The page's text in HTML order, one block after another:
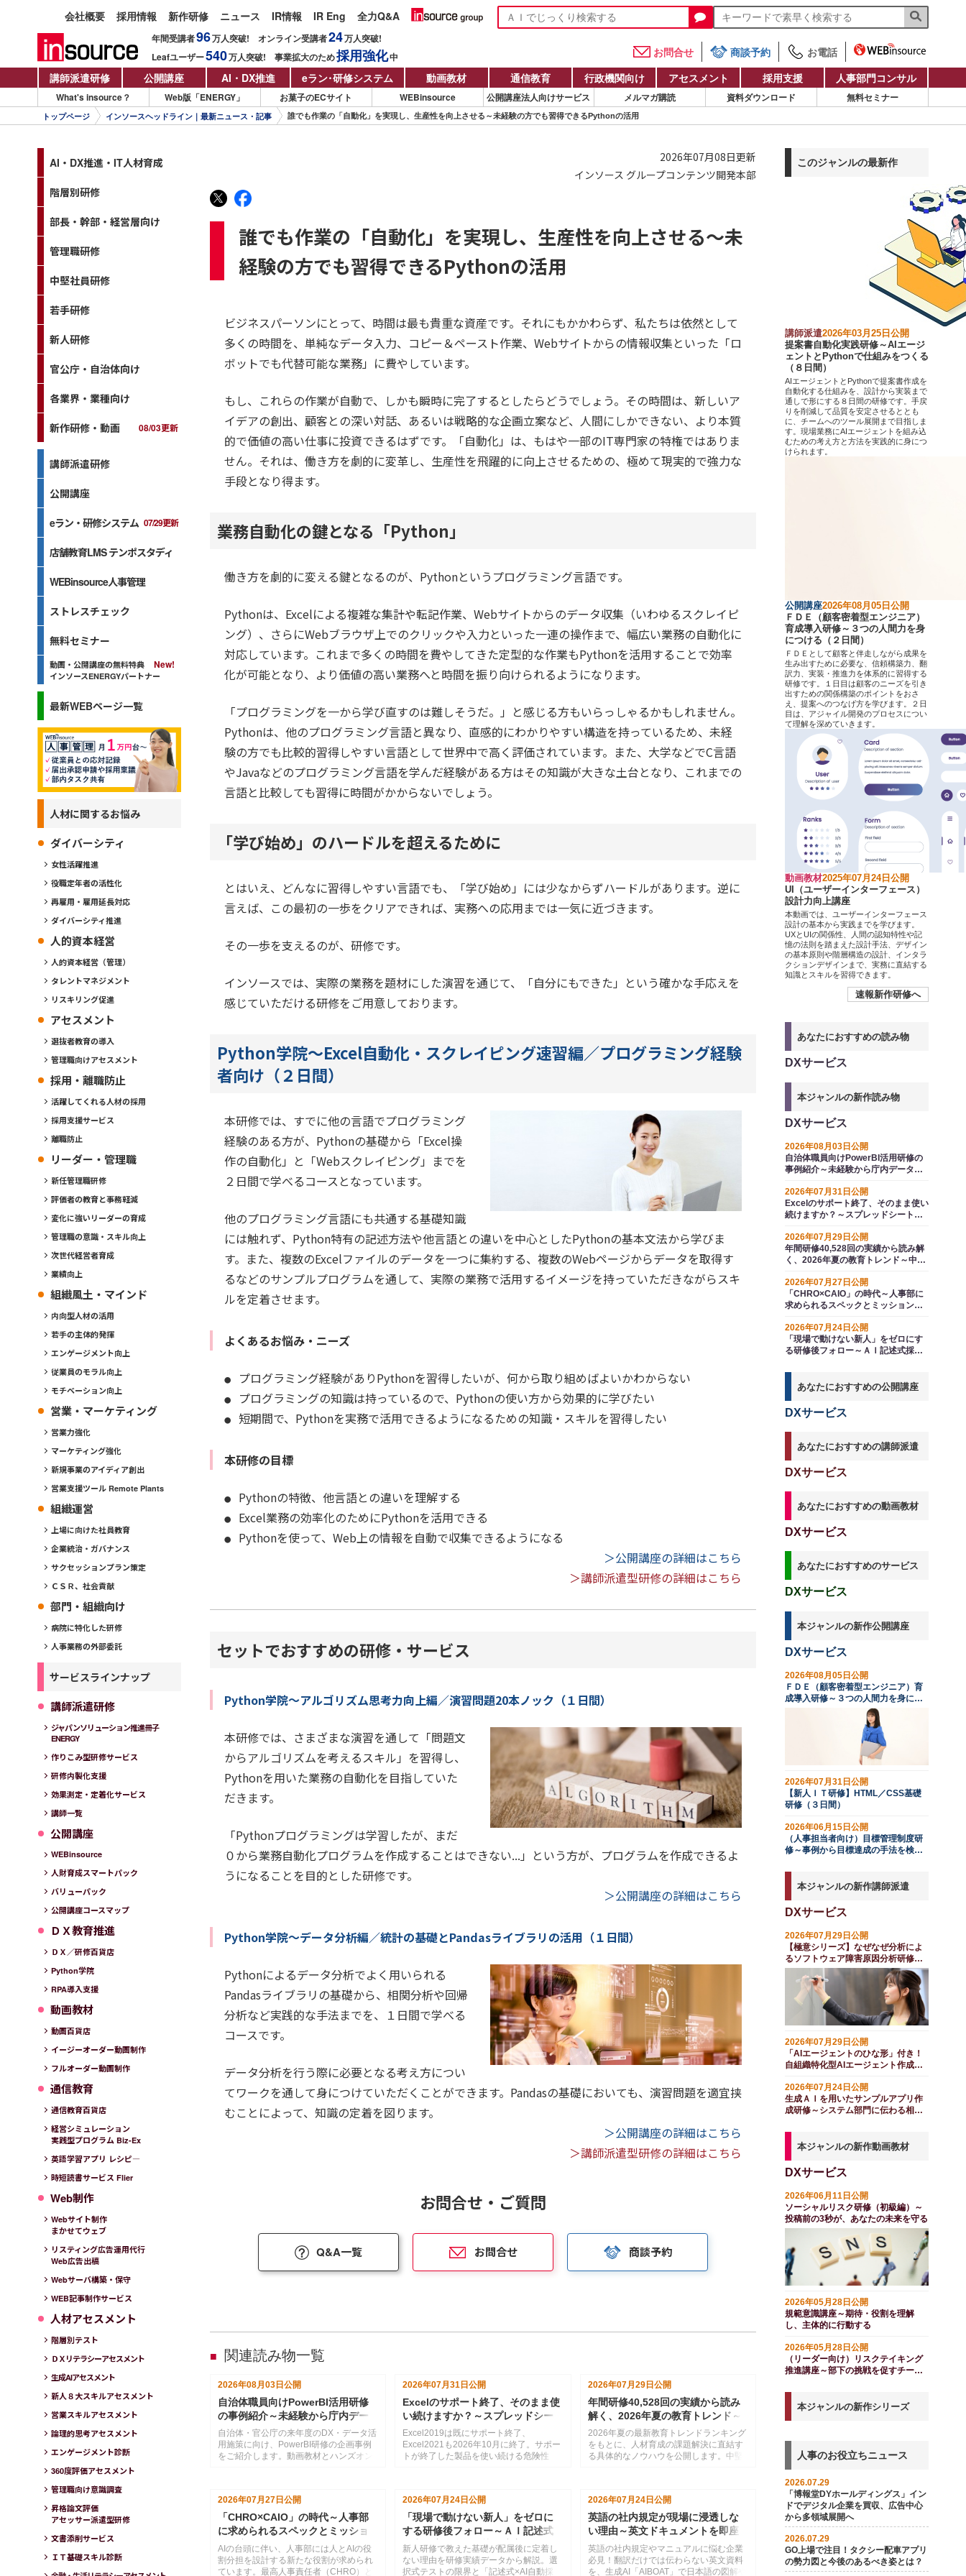
会社概要 採用情報 新作研修 ニュース IR情報 IR Eng 全力Q&A
年間受講者96万人突破! オンライン受講者24万人突破!
Leafユーザー540万人突破! 事業拡大のため採用強化中 お問合せ 商談予約
お電話
講師派遣研修
公開講座 AI・DX推進 eラン・研修システム 動画教材 通信教育 行政機関向け アセスメント 採用支援 人事部門コンサル
What's insource？ Web版「ENERGY」 お菓子のECサイト WEBinsource 公開講座法人向けサービス メルマガ購読 資料ダウンロード 無料セミナー
トップページ インソースヘッドライン｜最新ニュース・記事 誰でも作業の「自動化」を実現し、生産性を向上させる～未経験の方でも習得できるPythonの活用
2026年07月08日更新
インソース グループコンテンツ開発本部
誰でも作業の「自動化」を実現し、生産性を向上させる～未
経験の方でも習得できるPythonの活用
ビジネスパーソンにとって、時間は最も貴重な資産です。それにもかかわらず、私たちは依然として
多くの時間を、単純なデータ入力、コピー＆ペースト作業、Webサイトからの情報収集といった「ロ
ボットでも代替可能な業務」に費やしています。
もし、これらの作業が自動で、しかも瞬時に完了するとしたらどうでしょう。その時間は、新しいア
イデアの創出、顧客との深い対話、あるいは戦略的な企画立案など、人間にしかできない、より本質
的で価値の高い仕事に投資できるはずです。「自動化」は、もはや一部のIT専門家の特権ではありま
せん。それは、働き方を劇的に変革し、生産性を飛躍的に向上させるための、極めて現実的で強力な
手段となり得ます。
業務自動化の鍵となる「Python」
働き方を劇的に変える鍵となるのが、Pythonというプログラミング言語です。
Pythonは、Excelによる複雑な集計や転記作業、Webサイトからのデータ収集（いわゆるスクレイピ
ング）、さらにWebブラウザ上でのクリックや入力といった一連の操作まで、幅広い業務の自動化に
対応しています。これまで多くの時間を費やしてきた定型的な作業もPythonを活用することで効率
化が可能となり、より価値の高い業務へと時間を振り向けられるようになります。
「プログラミングを一から学び直すのは難しそうだ。」と感じる方もいらっしゃるかもしれません。
Pythonは、他のプログラミング言語と異なり、直感的にわかりやすい構造を持っているため、未経
験の方でも比較的習得しやすい言語として世界中で高く評価されています。また、大学などでC言語
やJavaなどのプログラミング言語を学んだ経験がある方はその知識が大きな土台となり、これまでの
言語と比較しても習得に時間がかからないでしょう。
「学び始め」のハードルを超えるために
とはいえ、どんなに習得しやすい言語でも、「学び始め」には少なからずハードルがあります。逆に
言えば、この最初の一歩をクリアできれば、実務への応用までは一気に近づきます。
その一歩を支えるのが、研修です。
インソースでは、実際の業務を題材にした演習を通じて、「自分にもできた」という確かな手応えを
感じていただける研修をご用意しております。
Python学院～Excel自動化・スクレイピング速習編／プログラミング経験
者向け（２日間）
本研修では、すでに他の言語でプログラミング
経験のある方が、Pythonの基礎から「Excel操
作の自動化」と「Webスクレイピング」までを
２日間で学べるコースとなっています。
他のプログラミング言語にも共通する基礎知識
には触れず、Python特有の記述方法や他言語との違いを中心としたPythonの基本文法から学びま
す。また、複数のExcelファイルのデータを一つに集約する、複数のWebページからデータを取得す
るなどのサンプルプログラムを通して、実際の業務で活用するイメージを持っていただきながらスキ
ルを定着させます。
よくあるお悩み・ニーズ
プログラミング経験がありPythonを習得したいが、何から取り組めばよいかわからない
プログラミングの知識は持っているので、Pythonの使い方から効果的に学びたい
短期間で、Pythonを実務で活用できるようになるための知識・スキルを習得したい
本研修の目標
Pythonの特徴、他言語との違いを理解する
Excel業務の効率化のためにPythonを活用できる
Pythonを使って、Web上の情報を自動で収集できるようになる
＞公開講座の詳細はこちら
＞講師派遣型研修の詳細はこちら
セットでおすすめの研修・サービス
Python学院～アルゴリズム思考力向上編／演習問題20本ノック（１日間）
本研修では、さまざまな演習を通して「問題文
からアルゴリズムを考えるスキル」を習得し、
Pythonを用いた業務の自動化を目指していた
だきます。
「Pythonプログラミングは学習したが、まだ
０から業務自動化プログラムを作成することはできない...」という方が、プログラムを作成できるよ
うになることを目的とした研修です。
＞公開講座の詳細はこちら
Python学院～データ分析編／統計の基礎とPandasライブラリの活用（１日間）
Pythonによるデータ分析でよく用いられる
Pandasライブラリの基礎から、相関分析や回帰
分析など実践的な手法までを、１日間で学べる
コースです。
データ分析を行う際に必要となる考え方につい
てワークを通して身につけていただくことができます。Pandasの基礎においても、演習問題を適宜挟
むことによって、知識の定着を図ります。
＞公開講座の詳細はこちら
＞講師派遣型研修の詳細はこちら
お問合せ・ご質問
Q&A一覧 お問合せ 商談予約
■ 関連読み物一覧
2026年08月03日公開
自治体職員向けPowerBI活用研修
の事例紹介～未経験から庁内デー
タを見える化し、業務に活かす
自治体・官公庁の来年度のDX・データ活
用施策に向け、PowerBI研修の企画事例
をご紹介します。動画教材とハンズオン
2026年07月31日公開
Excelのサポート終了、そのまま使
い続けますか？～スプレッドシー
トという選択肢
Excel2019は既にサポート終了、
Excel2021も2026年10月に終了。サポー
トが終了した製品を使い続ける危険性
2026年07月29日公開
年間研修40,528回の実績から読み
解く、2026年夏の教育トレンド～
中堅の自律と全社ＡＩ活用（業務
改善）が分かれ道
2026年夏の最新教育トレンドランキング
をもとに、人材育成の課題解決に直結す
る具体的なノウハウを公開します。中堅
を厳選しました。自社の研修計画にすぐ
活かせるヒントをお届けします。
2026年07月27日 公開
「CHRO×CAIO」の時代～人事部
に求められるスペックとミッショ
ンの変換
AIの台頭に伴い、人事部には人とAIの役
割分担を設計する新たな役割が求められ
ています。最高人事責任者（CHRO）と
2026年07月24日公開
「現場で動けない新人」をゼロに
する研修後フォロー～ＡＩ記述式
採点で実現する知識の定着
新人研修で教えた基礎が配属後に定着し
ない理由を研修実績データから解説。選
択式テストの限界と「記述式×AI自動採
2026年07月24日 公開
英語の社内規定が現場に浸透しな
い理由～英文ドキュメントを即座
に日本語教材に変えるＡＩ活用法
英語の社内規定やマニュアルに悩む企業
必見！翻訳だけでは伝わらない英文資料
を、生成AI「AIBOAT」で日本語の図解や
AI・DX推進・IT人材育成
階層別研修
部長・幹部・経営層向け
管理職研修
中堅社員研修
若手研修
新人研修
官公庁・自治体向け
各業界・業種向け
新作研修・動画 08/03更新
講師派遣研修
公開講座
eラン・研修システム 07/29更新
店舗教育LMS テンポスタディ
WEBinsource人事管理
ストレスチェック
無料セミナー
動画・公開講座の無料特典
インソースENERGYパートナー
最新WEBページ一覧
人材に関するお悩み
ダイバーシティ
女性活躍推進
役職定年者の活性化
再雇用・雇用延長対応
ダイバーシティ推進
人的資本経営
人的資本経営（管理）
タレントマネジメント
リスキリング促進
アセスメント
選抜者教育の導入
管理職向けアセスメント
採用・離職防止
活躍してくれる人材の採用
採用支援サービス
離職防止
リーダー・管理職
新任管理職研修
評価者の教育と事務軽減
変化に強いリーダーの育成
管理職の意識・スキル向上
次世代経営者育成
業績向上
組織風土・マインド
内向型人材の活用
若手の主体的発揮
エンゲージメント向上
従業員のモラル向上
モチベーション向上
営業・マーケティング
営業力強化
マーケティング強化
新規事業のアイディア創出
営業支援ツール Remote Plants
組織運営
上場に向けた社員教育
企業統治・ガバナンス
サクセッションプラン策定
ＣＳＲ、社会貢献
部門・組織向け
病院に特化した研修
人事業務の外部委託
サービスラインナップ
講師派遣研修
ジャパンソリューション推進冊子
ENERGY
作りこみ型研修サービス
研修内製化支援
効果測定・定着化サービス
講師一覧
公開講座
WEBinsource
人財育成スマートパック
バリューパック
公開講座コースマップ
ＤＸ教育推進
ＤＸ／研修百貨店
Python学院
RPA導入支援
動画教材
動画百貨店
イージーオーダー動画制作
フルオーダー動画制作
通信教育
通信教育百貨店
経営シミュレーション
実践型プログラム Biz-Ex
英語学習アプリ レシピ―
時短読書サービス Flier
Web制作
Webサイト制作
まかせてウェブ
リスティング広告運用代行
Web広告出稿
Webサーバ構築・保守
WEB記事制作サービス
人材アセスメント
階層別テスト
ＤＸリテラシーアセスメント
生成AIアセスメント
新人８大スキルアセスメント
営業スキルアセスメント
論理的思考アセスメント
エンゲージメント診断
360度評価アセスメント
管理職向け意識調査
昇格論文評価
アセッサー派遣型研修
文書添削サービス
ＩＴ基礎スキル診断
このジャンルの最新作
講師派遣2026年03月25日公開
提案書自動化実践研修～AIエージ
ェントとPythonで仕組みをつくる
（８日間）
AIエージェントとPythonで提案書作成を
自動化する仕組みを、設計から実装まで
通しで形にする８日間の研修です。手戻
りを削減して品質を安定させるととも
に、チームへのツール展開まで目指しま
す。現場業務にAIエージェントを組み込
むための考え方と方法を実践的に身につ
けられます。
公開講座2026年08月05日公開
ＦＤＥ（顧客密着型エンジニア）
育成導入研修～３つの人間力を身
につける（２日間）
ＦＤＥとして顧客と伴走しながら成果を
生み出すために必要な、信頼構築力、翻
訳力、実装・推進力を体系的に習得する
研修です。１日目は顧客のニーズを引き
出すための関係構築のポイントをおさ
え、提案へのつなげ方を学びます。２日
目は、アジャイル開発のプロセスについ
て理解を深めていきます。
動画教材2025年07月24日公開
UI（ユーザーインターフェース）
設計力向上講座
本動画では、ユーザーインターフェース
設計の基本から実践までを学びます。
UXとUIの関係性、人間の認知特性や記
憶の法則を踏まえた設計手法、デザイン
の基本原則や階層構造の設計、インタラ
クションデザインまで、実務に直結する
知識とスキルを習得できます。
速報新作研修へ
あなたにおすすめの読み物
DXサービス
本ジャンルの新作読み物
DXサービス
2026年08月03日公開
自治体職員向けPowerBI活用研修の
事例紹介～未経験から庁内データを
2026年07月31日公開
Excelのサポート終了、そのまま使い
続けますか？～スプレッドシートと
2026年07月29日公開
年間研修40,528回の実績から読み解
く、2026年夏の教育トレンド～中堅
が分かれ道
2026年07月27日公開
「CHRO×CAIO」の時代～人事部に
求められるスペックとミッションの
2026年07月24日公開
「現場で動けない新人」をゼロにす
る研修後フォロー～ＡＩ記述式採点
あなたにおすすめの公開講座
DXサービス
あなたにおすすめの講師派遣
DXサービス
あなたにおすすめの動画教材
DXサービス
あなたにおすすめのサービス
DXサービス
本ジャンルの新作公開講座
DXサービス
2026年08月05日公開
ＦＤＥ（顧客密着型エンジニア）育
成導入研修～３つの人間力を身につ
ける（２日間）
2026年07月31日公開
【新人ＩＴ研修】HTML／CSS基礎
研修（３日間）
2026年06月15日公開
（人事担当者向け）目標管理制度研
修～事例から目標達成の手法を検討
本ジャンルの新作講師派遣
DXサービス
2026年07月29日公開
【極意シリーズ】なぜなぜ分析によ
るソフトウェア障害原因分析研修
（１日間）
2026年07月29日公開
「AIエージェントのひな形」付き！
自組織特化型AIエージェント作成研
2026年07月24日公開
生成ＡＩを用いたサンプルアプリ作
成研修～システム部門に伝わる相談
本ジャンルの新作動画教材
DXサービス
2026年06月11日公開
ソーシャルリスク研修（初級編）～
投稿前の3秒が、あなたの未来を守る
2026年05月28日公開
規範意識講座～期待・役割を理解
し、主体的に行動する
2026年05月28日公開
（リーダー向け）リスクテイキング
推進講座～部下の挑戦を促すチーム
本ジャンルの新作シリーズ
人事のお役立ちニュース
2026.07.29
「博報堂DYホールディングス」イン
ドでデジタル企業を買収、広告中心
から多領域展開へ
2026.07.29
GO上場で注目！タクシー配車アプリ
の勢力図と今後のあるべき姿とは？